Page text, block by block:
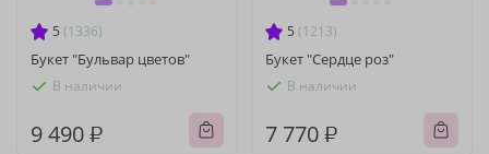
5 (1336)
Букет "Бульвар цветов"
В наличии
9 490 ₽
5 (1213)
Букет "Сердце роз"
В наличии
7 770 ₽